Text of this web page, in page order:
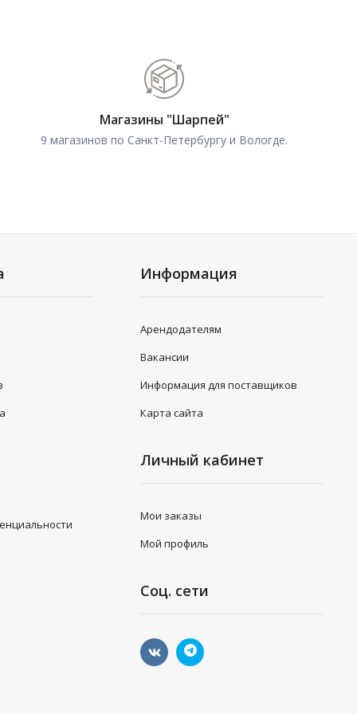
Магазины "Шарпей"
9 магазинов по Санкт-Петербургу и Вологде.
Информация
Арендодателям
Вакансии
Информация для поставщиков
Карта сайта
Личный кабинет
Мои заказы
Мой профиль
Соц. сети